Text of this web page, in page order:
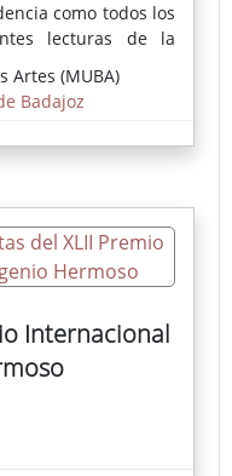
como todos los
lecturas de la
de las piezas y
vida secreta de
de la misma,
de iconografías
Artes (MUBA)
Badajoz
Internacional